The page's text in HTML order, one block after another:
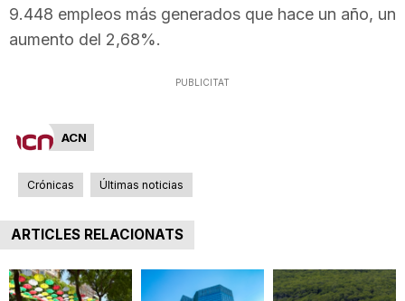
n
9.448 empleos más generados que hace un año, un
aumento del 2,68%.
PUBLICITAT
ACN
Crónicas Últimas noticias
ARTICLES RELACIONATS